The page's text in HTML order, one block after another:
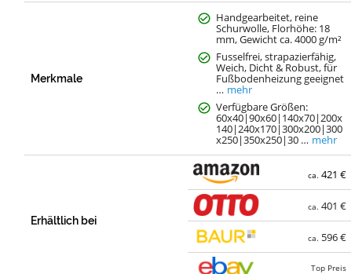
n
Merkmale
Handgearbeitet, reine
Schurwolle, Florhöhe: 18
mm, Gewicht ca. 4000 g/m²
Fusselfrei, strapazierfähig,
Weich, Dicht & Robust, für
Fußbodenheizung geeignet
… mehr
Verfügbare Größen:
60x40|90x60|140x70|200x
140|240x170|300x200|300
x250|350x250|30 … mehr
Erhältlich bei
ca.421 €
ca.401 €
ca. 596 €
Top Preis